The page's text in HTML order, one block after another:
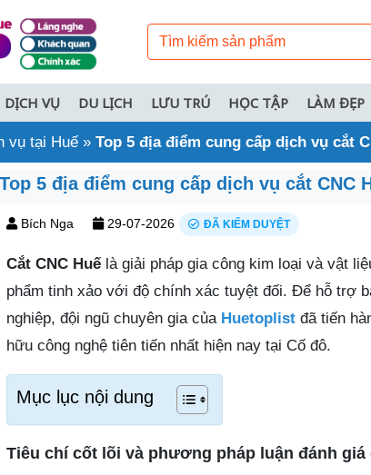
DỊCH VỤ DU LỊCH LƯU TRÚ HỌC TẬP LÀM ĐẸP
vụ tại Huế » Top 5 địa điểm cung cấp dịch vụ cắt
Top 5 địa điểm cung cấp dịch vụ cắt CNC
Bích Nga 29-07-2026 ĐÃ KIỂM DUYỆT
Cắt CNC Huếlà giải pháp gia công kim loại và vật
phẩm tinh xảo với độ chính xác tuyệt đối. Để hỗ trợ
nghiệp, đội ngũ chuyên gia của Huetoplist đã tiến
hữu công nghệ tiên tiến nhất hiện nay tại Cố đô.
Mục lục nội dung
Tiêu chí cốt lõi và phương pháp luận đánh giá